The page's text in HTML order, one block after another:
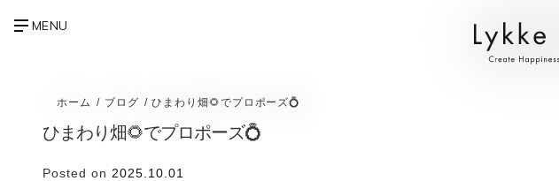
ホーム ブログ ひまわり畑🌻でプロポーズ💍
ひまわり畑🌻でプロポーズ💍
Posted on 2025.10.01